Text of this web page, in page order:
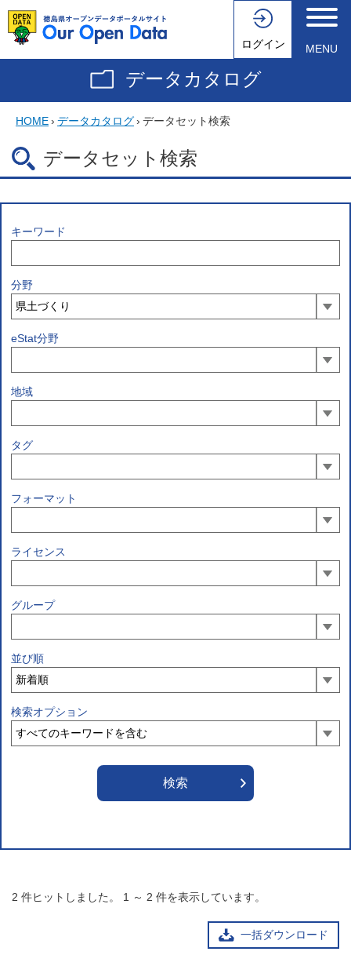
ログイン MENU
データカタログ
HOME› データカタログ› データセット検索
データセット検索
キーワード
分野
eStat分野
地域
タグ
フォーマット
ライセンス
グループ
並び順
検索オプション
2 件ヒットしました。 1 ～ 2 件を表示しています。
一括ダウンロード